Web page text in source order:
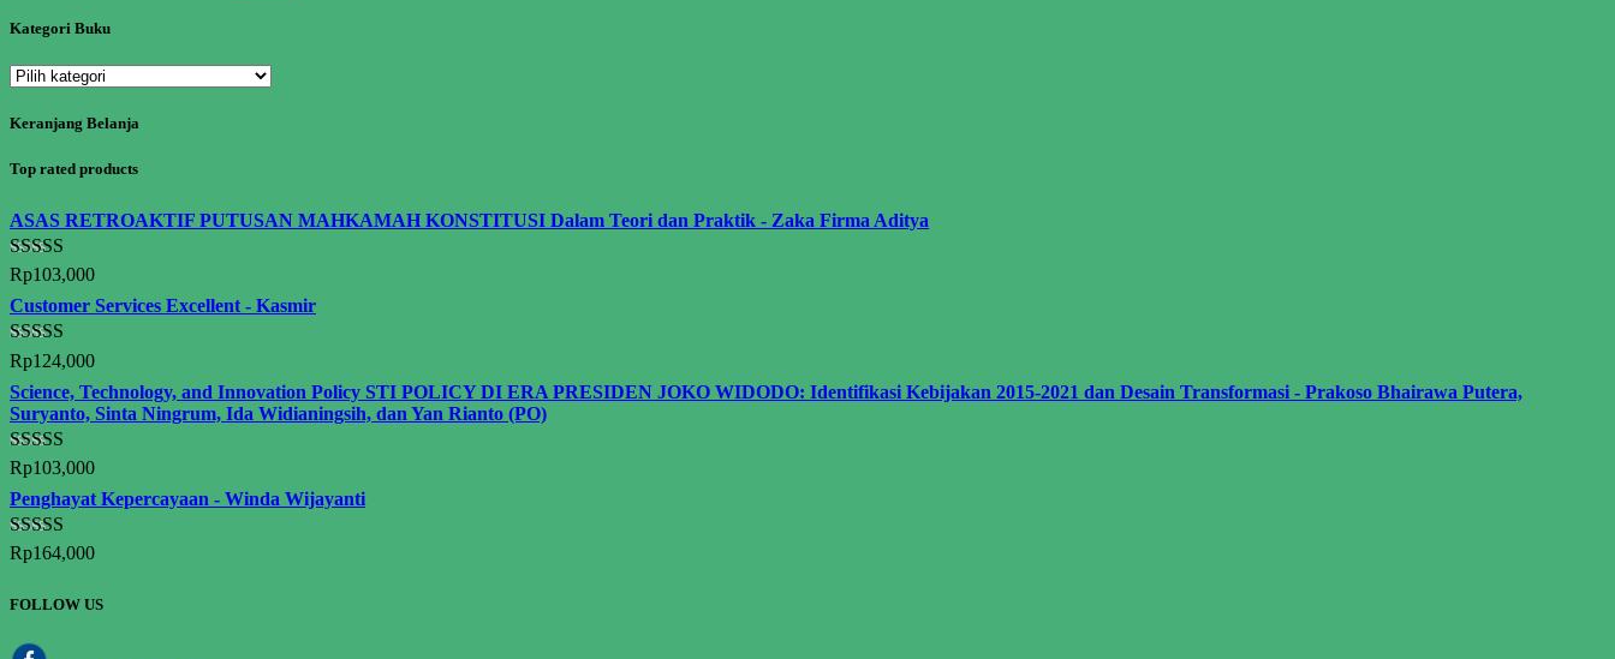
Kategori Buku
Keranjang Belanja
Top rated products
ASAS RETROAKTIF PUTUSAN MAHKAMAH KONSTITUSI Dalam Teori dan Praktik - Zaka Firma Aditya
Dinilai5.00
Rp103,000
Customer Services Excellent - Kasmir
Dinilai 5.00
Rp124,000
Science, Technology, and Innovation Policy STI POLICY DI ERA PRESIDEN JOKO WIDODO: Identifikasi Kebijakan 2015-2021 dan Desain Transformasi - Prakoso Bhairawa Putera,
Suryanto, Sinta Ningrum, Ida Widianingsih, dan Yan Rianto (PO)
Dinilai5.00
Rp103,000
Penghayat Kepercayaan - Winda Wijayanti
Dinilai5.00
Rp164,000
FOLLOW US